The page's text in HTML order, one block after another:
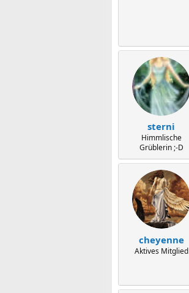
sterni
Himmlische
Grüblerin ;-D
cheyenne
Aktives Mitglied